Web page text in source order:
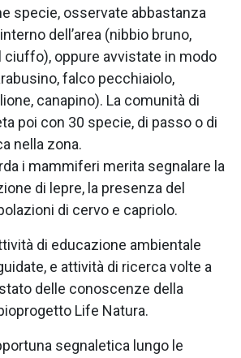
specie, osservate abbastanza
dell’area (nibbio bruno,
ciuffo), oppure avvistate in modo
falco pecchiaiolo,
canapino). La comunità di
poi con 30 specie, di passo o di
nella zona.
i mammiferi merita segnalare la
di lepre, la presenza del
di cervo e capriolo.
di educazione ambientale
e attività di ricerca volte a
delle conoscenze della
Life Natura.
segnaletica lungo le